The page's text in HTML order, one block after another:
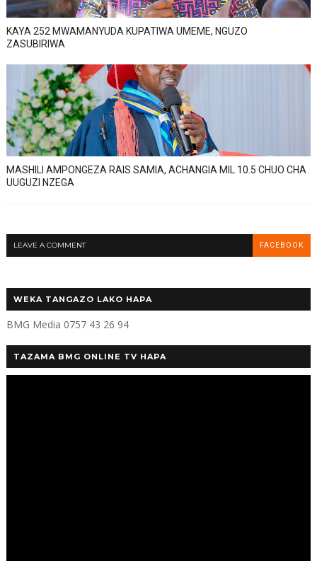
KAYA 252 MWAMANYUDA KUPATIWA UMEME, NGUZO
ZASUBIRIWA
MASHILI AMPONGEZA RAIS SAMIA, ACHANGIA MIL 10.5 CHUO CHA
UUGUZI NZEGA
LEAVE A COMMENT FACEBOOK
WEKA TANGAZO LAKO HAPA
BMG Media 0757 43 26 94
TAZAMA BMG ONLINE TV HAPA